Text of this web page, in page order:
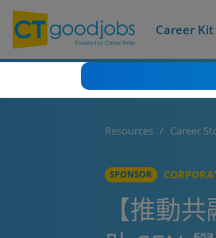
Career Kit
Resources Career
SPONSOR
【推動